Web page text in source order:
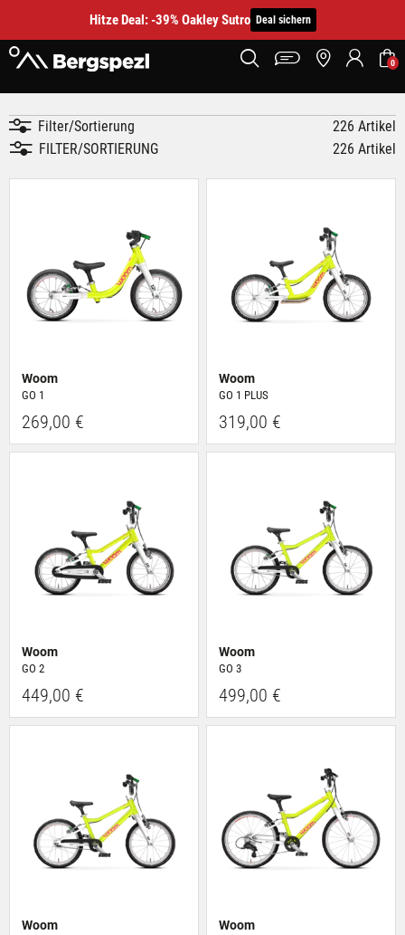
Hitze Deal: -39% Oakley Sutro Deal sichern
0
Filter/Sortierung
226 Artikel
FILTER/SORTIERUNG
226 Artikel
Woom
GO 1
269,00 €
Woom
GO 1 PLUS
319,00 €
Woom
GO 2
449,00 €
Woom
GO 3
499,00 €
Woom Woom